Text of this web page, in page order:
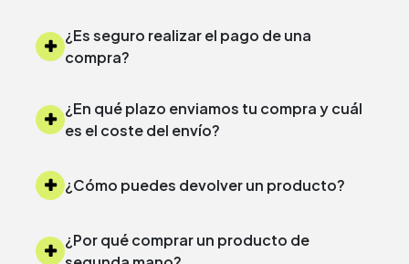
¿Es seguro realizar el pago de una
compra?
¿En qué plazo enviamos tu compra y cuál
es el coste del envío?
¿Cómo puedes devolver un producto?
¿Por qué comprar un producto de